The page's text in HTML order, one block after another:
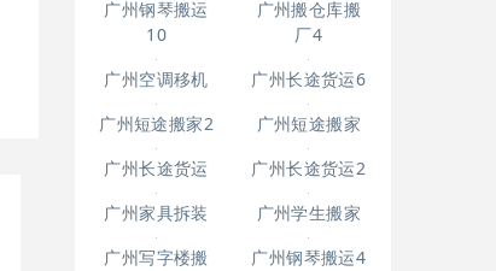
广州钢琴搬运
10
广州搬仓库搬
厂4